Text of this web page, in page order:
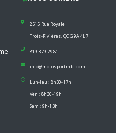
2515 Rue Royale
Trois-Rivières, QC G9A 4L7
819 379-2981
info@motosportmbf.com
Lun-Jeu : 8h30-17h
Ven : 8h30-19h
Sam : 9h-13h